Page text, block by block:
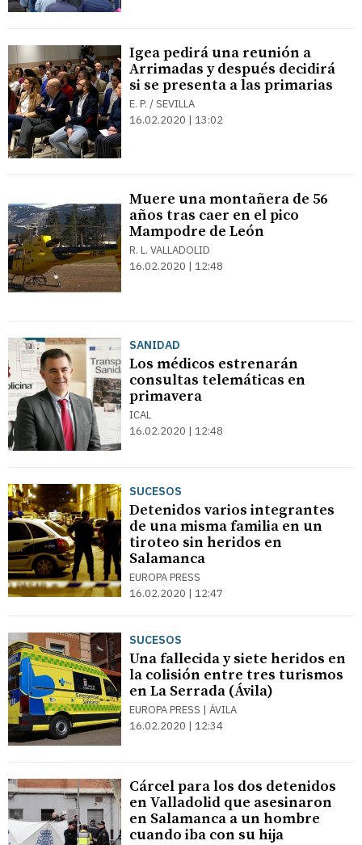
Igea pedirá una reunión a
Arrimadas y después decidirá
si se presenta a las primarias
E. P. / SEVILLA
16.02.2020 | 13:02
Muere una montañera de 56
años tras caer en el pico
Mampodre de León
R. L. VALLADOLID
16.02.2020 | 12:48
SANIDAD
Los médicos estrenarán
consultas telemáticas en
primavera
ICAL
16.02.2020 | 12:48
SUCESOS
Detenidos varios integrantes
de una misma familia en un
tiroteo sin heridos en
Salamanca
EUROPA PRESS
16.02.2020 | 12:47
SUCESOS
Una fallecida y siete heridos en
la colisión entre tres turismos
en La Serrada (Ávila)
EUROPA PRESS | ÁVILA
16.02.2020 | 12:34
Cárcel para los dos detenidos
en Valladolid que asesinaron
en Salamanca a un hombre
cuando iba con su hija